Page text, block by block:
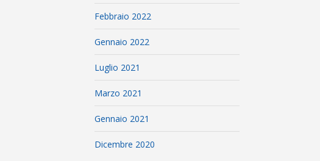
Febbraio 2022
Gennaio 2022
Luglio 2021
Marzo 2021
Gennaio 2021
Dicembre 2020